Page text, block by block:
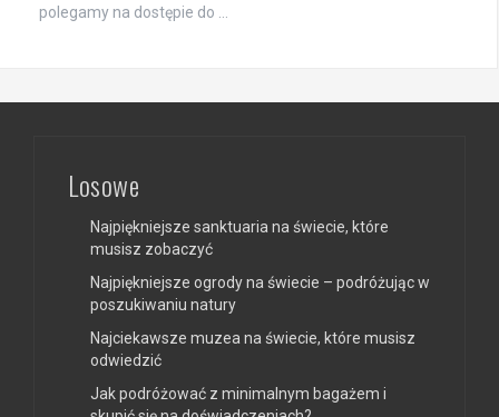
polegamy na dostępie do …
Losowe
Najpiękniejsze sanktuaria na świecie, które
musisz zobaczyć
Najpiękniejsze ogrody na świecie – podróżując w
poszukiwaniu natury
Najciekawsze muzea na świecie, które musisz
odwiedzić
Jak podróżować z minimalnym bagażem i